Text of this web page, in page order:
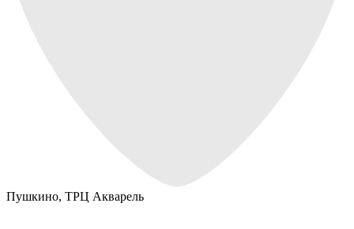
Пушкино, ТРЦ Акварель